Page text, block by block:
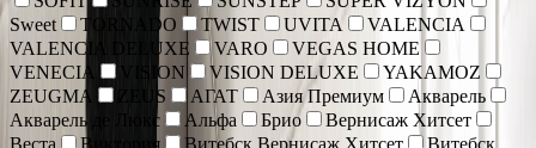
Sweet
TORNADO TWIST UVITA
VALENCIA
VALENCIA DELUXE
VARO
VEGAS HOME
VENECIA
VISION VISION DELUXE
YAKAMOZ
ZEUGMA
ZEUS АГАТ Азия Премиум
Акварель
Акварель де Люкс
Альфа Брио
Вернисаж Хитсет
Веста
Виктория Витебск Вернисаж Хитсет
Витебск